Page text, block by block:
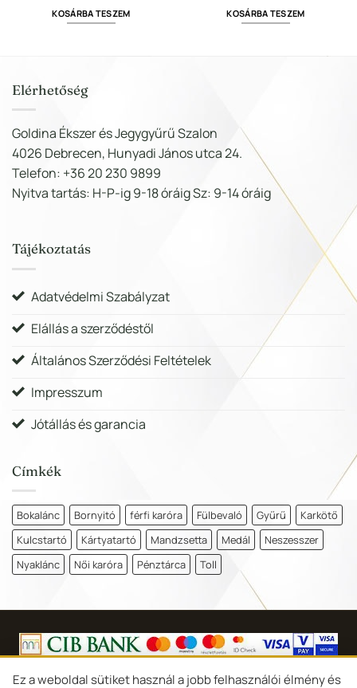
was:
31
KOSÁRBA TESZEM was:
36
KOSÁRBA TESZEM
Elérhetőség
Goldina Ékszer és Jegygyűrű Szalon
4026 Debrecen, Hunyadi János utca 24.
Telefon: +36 20 230 9899
Nyitva tartás: H-P-ig 9-18 óráig Sz: 9-14 óráig
Tájékoztatás
Adatvédelmi Szabályzat
Elállás a szerződéstől
Általános Szerződési Feltételek
Impresszum
Jótállás és garancia
Címkék
Bokalánc Bornyitó férfi karóra Fülbevaló Gyűrű
Karkötő
Kulcstartó
Kártyatartó Mandzsetta Medál
Neszesszer
Nyaklánc
Női karóra Pénztárca Toll
Ez a weboldal sütiket használ a jobb felhasználói élmény és